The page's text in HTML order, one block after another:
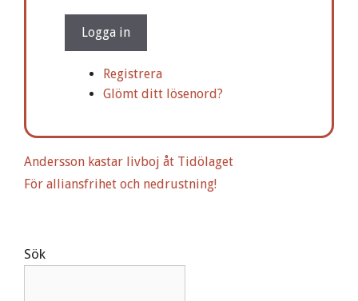
l
e
v
e
Logga in
Registrera
Glömt ditt lösenord?
Andersson kastar livboj åt Tidölaget
För alliansfrihet och nedrustning!
Sök